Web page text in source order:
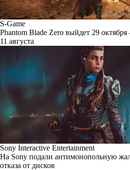
S-Game
Phantom Blade Zero выйдет 29
11 августа
Sony Interactive Entertainment
На Sony подали антимонопольную
отказа от дисков